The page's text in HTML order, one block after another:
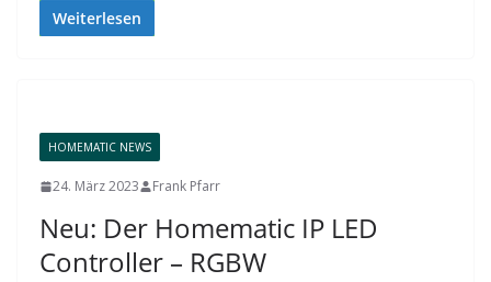
Weiterlesen
HOMEMATIC NEWS
24. März 2023 Frank Pfarr
Neu: Der Homematic IP LED
Controller – RGBW